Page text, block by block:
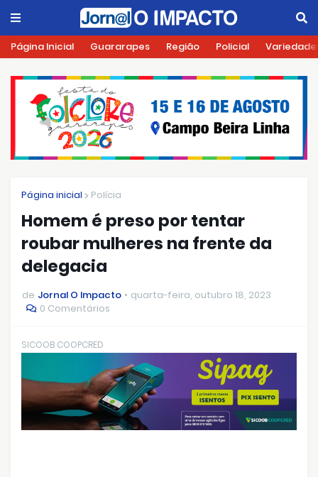
Página Inicial Guararapes Região Policial
Página inicial Polícia
Homem é preso por tentar
roubar mulheres na frente da
delegacia
de Jornal O Impacto
quarta-feira, outubro 18, 2023
0 Comentários
SICOOB COOPCRED